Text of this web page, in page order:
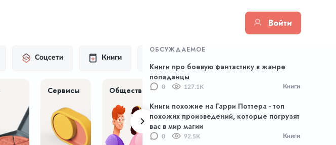
Войти
Соцсети Книги
Сервисы Общество Хенд Мейд
ОБСУЖДАЕМОЕ
Книги про боевую фантастику в жанре
попаданцы
0 127.1K Книги
Книги похожие на Гарри Поттера - топ
похожих произведений, которые погрузят
вас в мир магии
0 92.5K Книги